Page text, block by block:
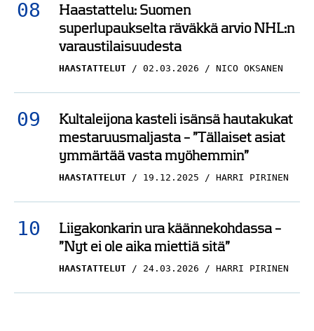
Haastattelu: Suomen
superlupaukselta räväkkä arvio NHL:n
varaustilaisuudesta
HAASTATTELUT 02.03.2026 NICO OKSANEN
Kultaleijona kasteli isänsä hautakukat
mestaruusmaljasta – ”Tällaiset asiat
ymmärtää vasta myöhemmin”
HAASTATTELUT 19.12.2025 HARRI PIRINEN
Liigakonkarin ura käännekohdassa –
”Nyt ei ole aika miettiä sitä”
HAASTATTELUT 24.03.2026 HARRI PIRINEN